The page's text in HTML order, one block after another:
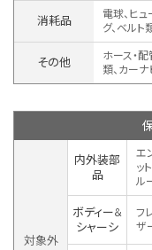
消耗品
電球、ヒュ
グ、ベルト
その他
ホース・配
類、カー
対象外
内外装部
品
エ
ッ
ル
ボディー&
シャーシ
フ
ザ